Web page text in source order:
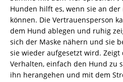
Hunden hilft es, wenn sie an
können. Die Vertrauensperson
dem Hund ablegen und ruhig
sich der Maske nähern und sie
sie wieder aufgesetzt wird. Zeigt
Verhalten, einfach den Hund zu
ihn herangehen und mit dem